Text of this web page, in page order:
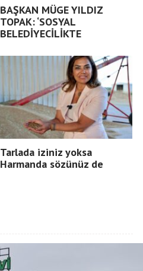
BAŞKAN MÜGE YILDIZ
TOPAK: ‘SOSYAL
BELEDİYECİLİKTE
Tarlada iziniz yoksa
Harmanda sözünüz de